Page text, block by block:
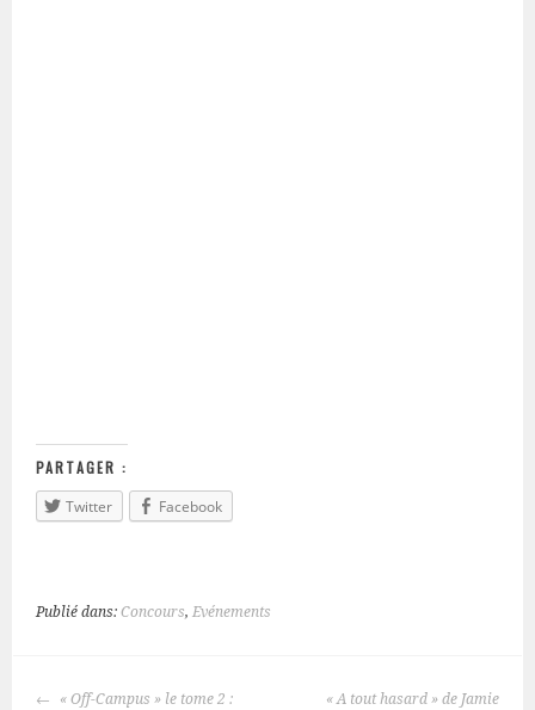
PARTAGER :
Twitter
Facebook
Publié dans:Concours, Evénements
« Off-Campus » le tome 2 : « A tout hasard » de Jamie